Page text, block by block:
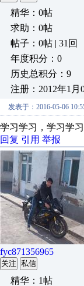
精华：0帖
求助：0帖
帖子：0帖 | 31回
年度积分：0
历史总积分：9
注册：2012年1月
发表于：2016-05-06
学习学习，学习学
回复 引用 举报
fyc871356965
关注 私信
精华：1帖